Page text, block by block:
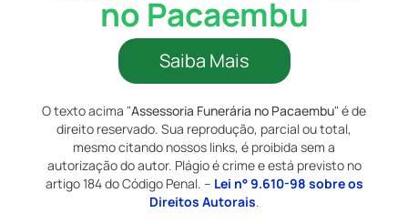
no Pacaembu
Saiba Mais
O texto acima "Assessoria Funerária no Pacaembu" é de
direito reservado. Sua reprodução, parcial ou total,
mesmo citando nossos links, é proibida sem a
autorização do autor. Plágio é crime e está previsto no
artigo 184 do Código Penal. – Lei n° 9.610-98 sobre os
Direitos Autorais.